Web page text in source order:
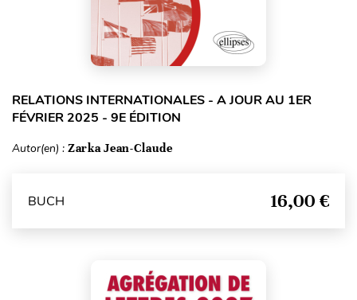
RELATIONS INTERNATIONALES - A JOUR AU 1ER
FÉVRIER 2025 - 9E ÉDITION
Autor(en) : Zarka Jean-Claude
BUCH 16,00 €